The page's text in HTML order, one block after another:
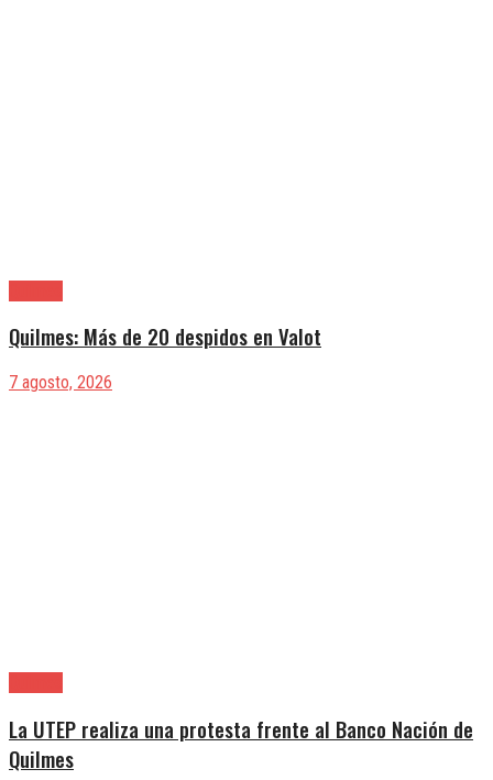
Quilmes: Más de 20 despidos en Valot
7 agosto, 2026
La UTEP realiza una protesta frente al Banco Nación de
Quilmes